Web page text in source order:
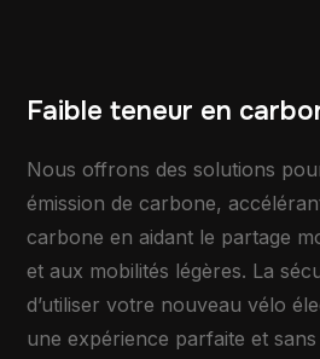
Faible teneur en
Nous offrons des solutions
émission de carbone,
carbone en aidant le partage
et aux mobilités légères. La
d’utiliser votre nouveau vélo
une expérience parfaite et